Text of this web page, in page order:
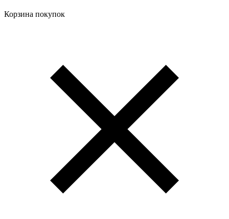
Корзина покупок